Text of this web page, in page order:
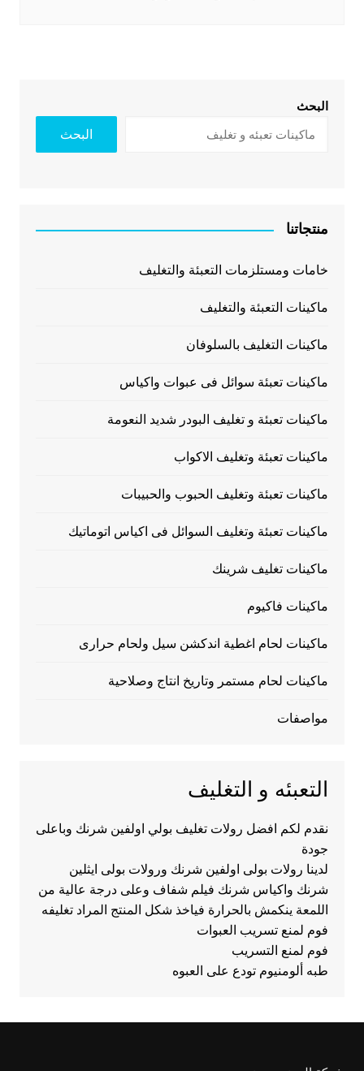
البحث
البحث
منتجاتنا
خامات ومستلزمات التعبئة والتغليف
ماكينات التعبئة والتغليف
ماكينات التغليف بالسلوفان
ماكينات تعبئة سوائل فى عبوات واكياس
ماكينات تعبئة و تغليف البودر شديد النعومة
ماكينات تعبئة وتغليف الاكواب
ماكينات تعبئة وتغليف الحبوب والحبيبات
ماكينات تعبئة وتغليف السوائل فى اكياس اتوماتيك
ماكينات تغليف شرينك
ماكينات فاكيوم
ماكينات لحام اغطية اندكشن سيل ولحام حرارى
ماكينات لحام مستمر وتاريخ انتاج وصلاحية
مواصفات
التعبئه و التغليف
نقدم لكم افضل رولات تغليف بولي اولفين شرنك وباعلى
جودة
لدينا رولات بولى اولفين شرنك ورولات بولى ايثلين
شرنك واكياس شرنك فيلم شفاف وعلى درجة عالية من
اللمعة ينكمش بالحرارة فياخذ شكل المنتج المراد تغليفه
فوم لمنع تسريب العبوات
فوم لمنع التسريب
طبه ألومنيوم تودع على العبوه